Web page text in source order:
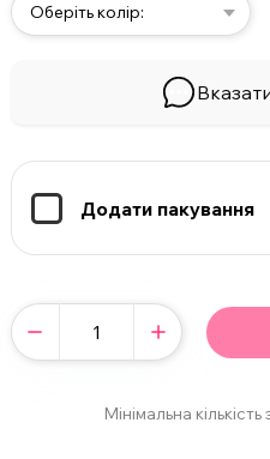
Оберіть колір:
Додати пакування
Мінімальна